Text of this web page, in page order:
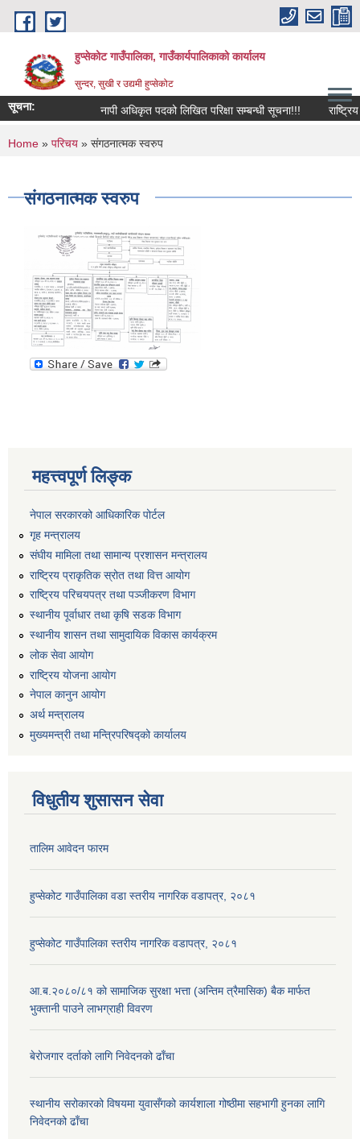
Skip to main content
हुप्सेकोट गाउँपालिका, गाउँकार्यपालिकाको कार्यालय
सुन्दर, सुखी र उद्यमी हुप्सेकोट
सूचना: नापी अधिकृत पदको लिखित परिक्षा सम्बन्धी सूचना!!! राष्‍ट्रिय
You are here
Home » परिचय » संगठनात्मक स्वरुप
संगठनात्मक स्वरुप
महत्त्वपूर्ण लिङ्क
नेपाल सरकारको आधिकारिक पोर्टल
गृह मन्त्रालय
संघीय मामिला तथा सामान्य प्रशासन मन्त्रालय
राष्ट्रिय प्राकृतिक स्रोत तथा वित्त आयोग
राष्ट्रिय परिचयपत्र तथा पञ्जीकरण विभाग
स्थानीय पूर्वाधार तथा कृषि सडक विभाग
स्थानीय शासन तथा सामुदायिक विकास कार्यक्रम
लोक सेवा आयोग
राष्ट्रिय योजना आयोग
नेपाल कानुन आयोग
अर्थ मन्त्रालय
मुख्यमन्त्री तथा मन्त्रिपरिषद्को कार्यालय
विधुतीय शुसासन सेवा
तालिम आवेदन फारम
हुप्सेकोट गाउँपालिका वडा स्तरीय नागरिक वडापत्र, २०८१
हुप्सेकोट गाउँपालिका स्तरीय नागरिक वडापत्र, २०८१
आ.ब.२०८०/८१ काे सामाजिक सुरक्षा भत्ता (अन्तिम त्रैमासिक) बैक मार्फत
भुक्तानी पाउने लाभग्राही विवरण
बेरोजगार दर्ताको लागि निवेदनको ढाँचा
स्थानीय सरोकारको विषयमा युवासँगको कार्यशाला गोष्ठीमा सहभागी हुनका लागि
निवेदनको ढाँचा